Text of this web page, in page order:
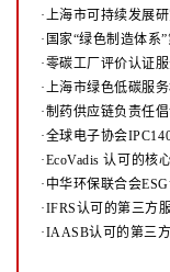
·上海市可持续发展
·国家“绿色制造体系
·零碳工厂评价认证
·上海市绿色低碳服
·制药供应链负责任
·全球电子协会
·EcoVadis 认可的核
·中华环保联合会
·IFRS认可的第三方
·IAASB认可的第三